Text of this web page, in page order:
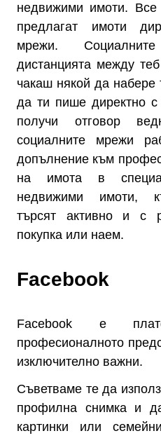
недвижими имоти. Все
предлагат имоти
мрежи.
дистанцията между
чакаш някой да
да ти пише директно
получи отговор
социалните мрежи
допълнение към
на имота в
недвижими имоти,
търсят активно и с
покупка или наем.
Facebook
Facebook е
професионалното
изключително важни.
Съветваме те да
профилна снимка и
картинки или